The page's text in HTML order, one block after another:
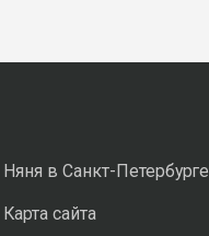
Няня в Санкт-Петербурге
Карта сайта